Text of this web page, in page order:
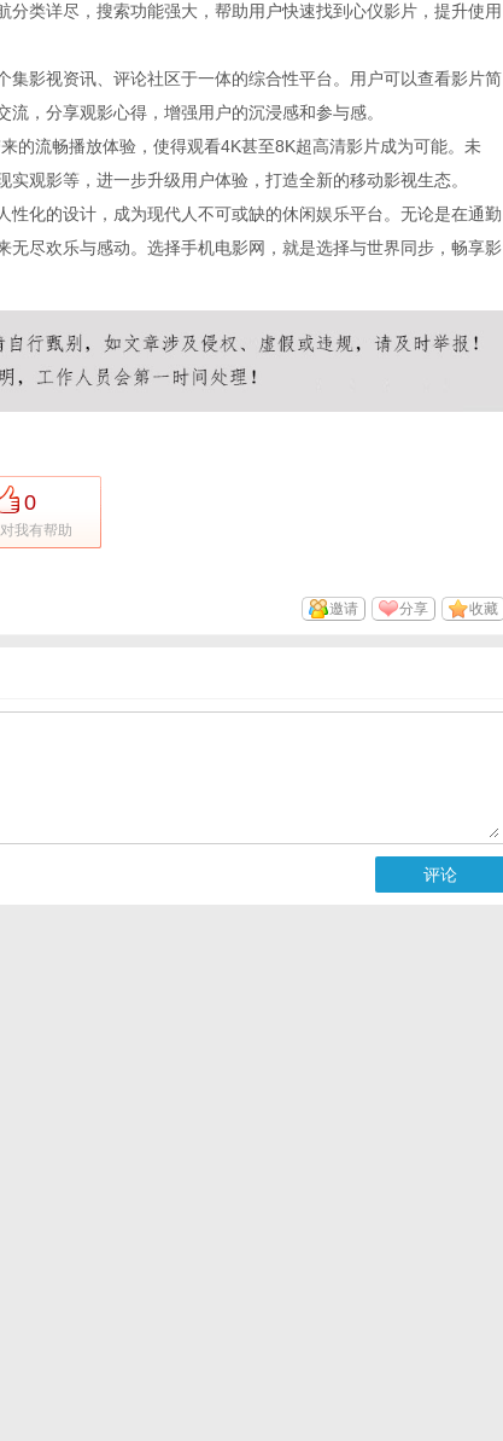
类详尽，搜索功能强大，帮助用户快速找到心仪影片，提升使用
影视资讯、评论社区于一体的综合性平台。用户可以查看影片简
，分享观影心得，增强用户的沉浸感和参与感。
的流畅播放体验，使得观看4K甚至8K超高清影片成为可能。未
观影等，进一步升级用户体验，打造全新的移动影视生态。
化的设计，成为现代人不可或缺的休闲娱乐平台。无论是在通勤
尽欢乐与感动。选择手机电影网，就是选择与世界同步，畅享影
0
我有帮助
收藏
分享
邀请
评论